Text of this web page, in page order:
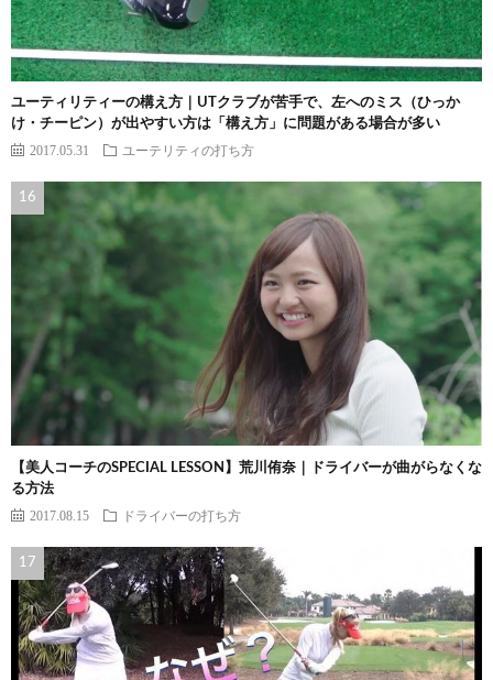
ユーティリティーの構え方｜UTクラブが苦手で、左へのミス（ひっか
け・チーピン）が出やすい方は「構え方」に問題がある場合が多い
2017.05.31 ユーテリティの打ち方
【美人コーチのSPECIAL LESSON】荒川侑奈｜ドライバーが曲がらなくな
る方法
2017.08.15 ドライバーの打ち方